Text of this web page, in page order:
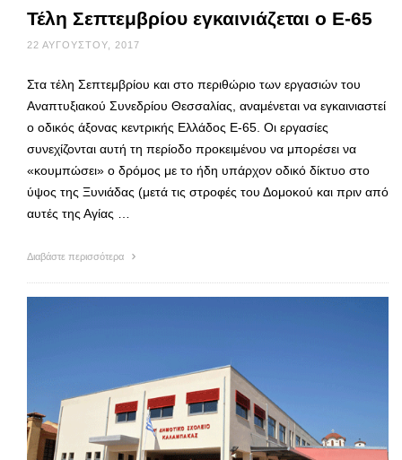
Τέλη Σεπτεμβρίου εγκαινιάζεται ο Ε-65
22 ΑΥΓΟΎΣΤΟΥ, 2017
Στα τέλη Σεπτεμβρίου και στο περιθώριο των εργασιών του
Αναπτυξιακού Συνεδρίου Θεσσαλίας, αναμένεται να εγκαινιαστεί
ο οδικός άξονας κεντρικής Ελλάδος Ε-65. Οι εργασίες
συνεχίζονται αυτή τη περίοδο προκειμένου να μπορέσει να
«κουμπώσει» ο δρόμος με το ήδη υπάρχον οδικό δίκτυο στο
ύψος της Ξυνιάδας (μετά τις στροφές του Δομοκού και πριν από
αυτές της Αγίας …
Διαβάστε περισσότερα